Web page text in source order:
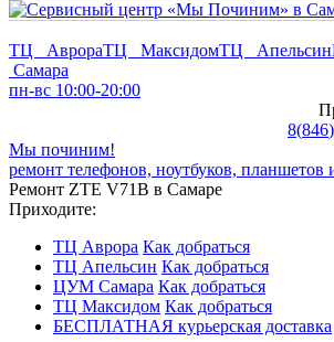
ТЦ АврораТЦ МаксидомТЦ Апельсин
Самара
пн-вс 10:00-20:00
8(846)
Мы починим!
ремонт телефонов, ноутбуков, планшетов
Ремонт ZTE V71B в Самаре
Приходите:
ТЦ Аврора Как добраться
ТЦ Апельсин Как добраться
ЦУМ Самара Как добраться
ТЦ Максидом Как добраться
БЕСПЛАТНАЯ курьерская доставка